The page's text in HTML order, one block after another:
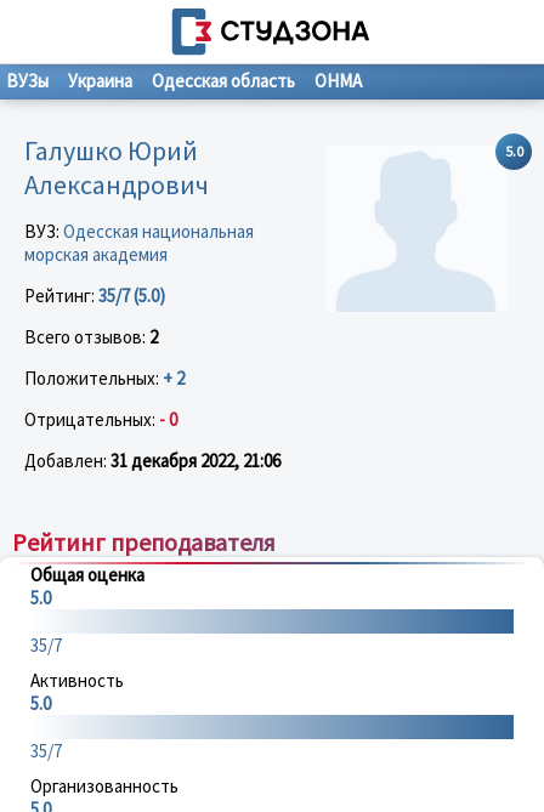
ВУЗы Украина Одесская область ОНМА
5.0
Галушко Юрий
Александрович
ВУЗ: Одесская национальная
морская академия
Рейтинг: 35/7 (5.0)
Всего отзывов: 2
Положительных: + 2
Отрицательных: - 0
Добавлен: 31 декабря 2022, 21:06
Рейтинг преподавателя
Общая оценка
5.0
35/7
Активность
5.0
35/7
Организованность